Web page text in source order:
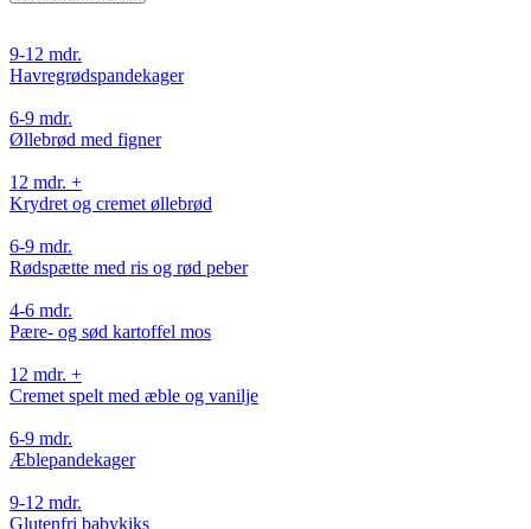
9-12 mdr.
Havregrødspandekager
6-9 mdr.
Øllebrød med figner
12 mdr. +
Krydret og cremet øllebrød
6-9 mdr.
Rødspætte med ris og rød peber
4-6 mdr.
Pære- og sød kartoffel mos
12 mdr. +
Cremet spelt med æble og vanilje
6-9 mdr.
Æblepandekager
9-12 mdr.
Glutenfri babykiks